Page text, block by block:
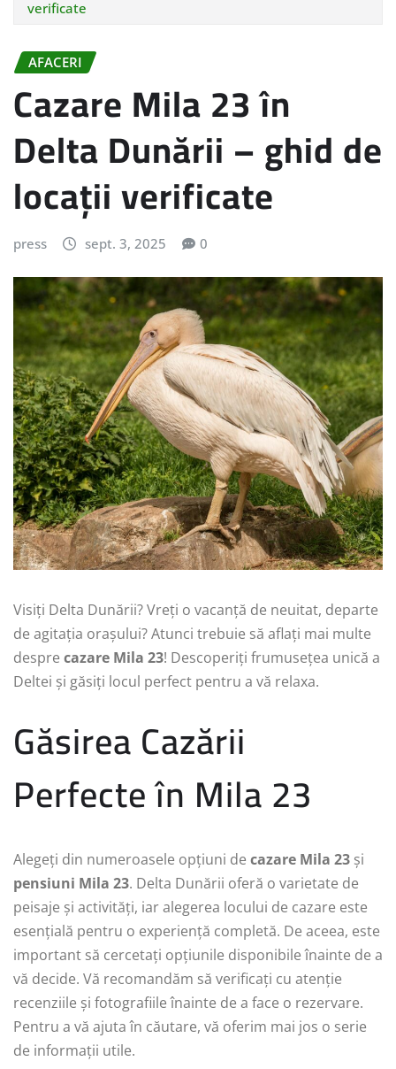
verificate
AFACERI
Cazare Mila 23 în
Delta Dunării – ghid de
locații verificate
press sept. 3, 2025 0
Visiți Delta Dunării? Vreți o vacanță de neuitat, departe
de agitația orașului? Atunci trebuie să aflați mai multe
despre cazare Mila 23! Descoperiți frumusețea unică a
Deltei și găsiți locul perfect pentru a vă relaxa.
Găsirea Cazării
Perfecte în Mila 23
Alegeți din numeroasele opțiuni de cazare Mila 23 și
pensiuni Mila 23. Delta Dunării oferă o varietate de
peisaje și activități, iar alegerea locului de cazare este
esențială pentru o experiență completă. De aceea, este
important să cercetați opțiunile disponibile înainte de a
vă decide. Vă recomandăm să verificați cu atenție
recenziile și fotografiile înainte de a face o rezervare.
Pentru a vă ajuta în căutare, vă oferim mai jos o serie
de informații utile.